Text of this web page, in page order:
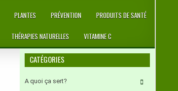
PLANTES PRÉVENTION PRODUITS DE SANTÉ
THÉRAPIES NATURELLES VITAMINE C
CATÉGORIES
A quoi ça sert?